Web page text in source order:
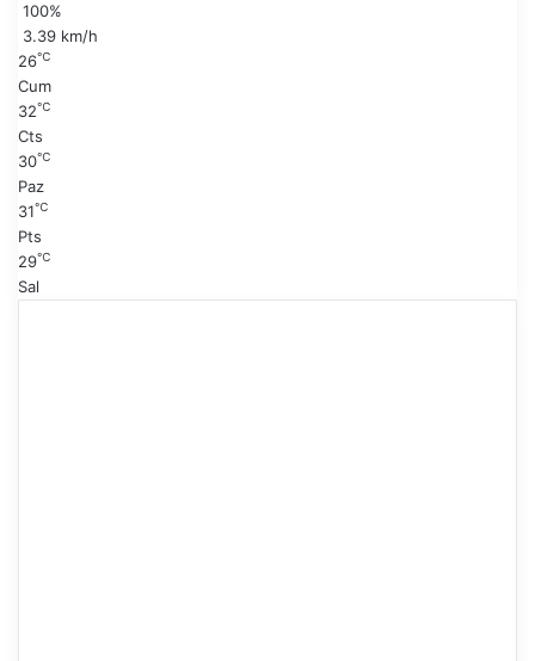
a
y
100%
3.39 km/h
26℃
Cum
32℃
Cts
30℃
Paz
31℃
Pts
29℃
Sal